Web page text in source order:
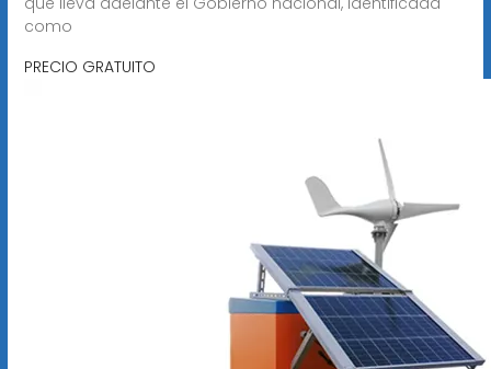
como
PRECIO GRATUITO